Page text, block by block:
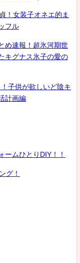
女装子オネエ的ま
フル
め速報！超氷河期世
キグナス氷子の愛の
子供が欲しいど陰キ
計画編
ームひとりDIY！！
グ！